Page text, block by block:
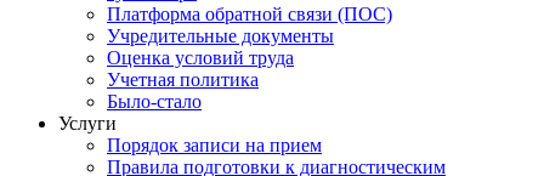
Платформа обратной связи (ПОС)
Учредительные документы
Оценка условий труда
Учетная политика
Было-стало
Услуги
Порядок записи на прием
Правила подготовки к диагностическим